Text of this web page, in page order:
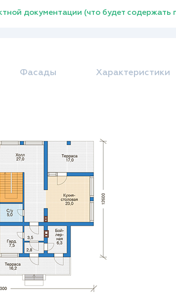
документации (что будет содержать
Фасады Характеристики